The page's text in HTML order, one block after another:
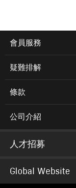
會員服務
疑難排解
條款
公司介紹
人才招募
Global Website